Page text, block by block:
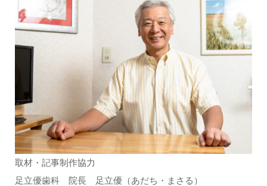
取材・記事制作協力
足立優歯科 院長 足立優（あだち・まさる）